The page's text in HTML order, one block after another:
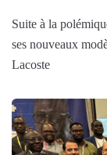
Suite à la
ses nouveaux
Lacoste